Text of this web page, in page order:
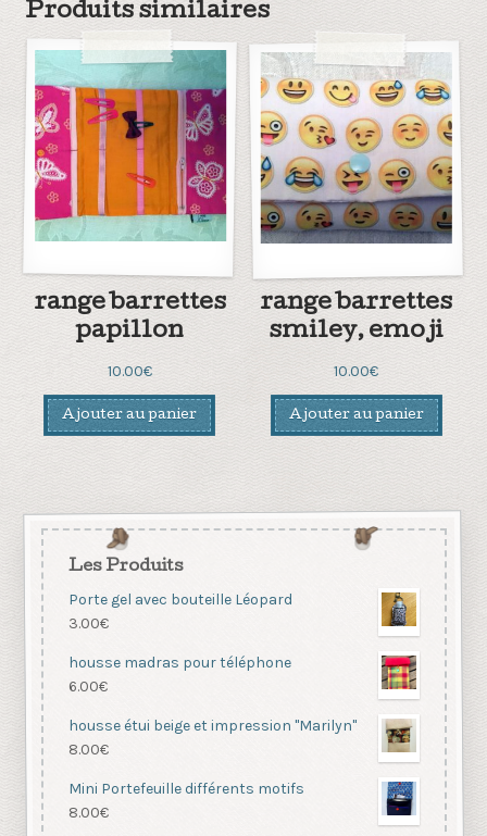
Produits similaires
range barrettes
papillon
10.00€
Ajouter au panier
range barrettes
smiley, emoji
10.00€
Ajouter au panier
Les Produits
Porte gel avec bouteille Léopard
3.00€
housse madras pour téléphone
6.00€
housse étui beige et impression "Marilyn"
8.00€
Mini Portefeuille différents motifs
8.00€